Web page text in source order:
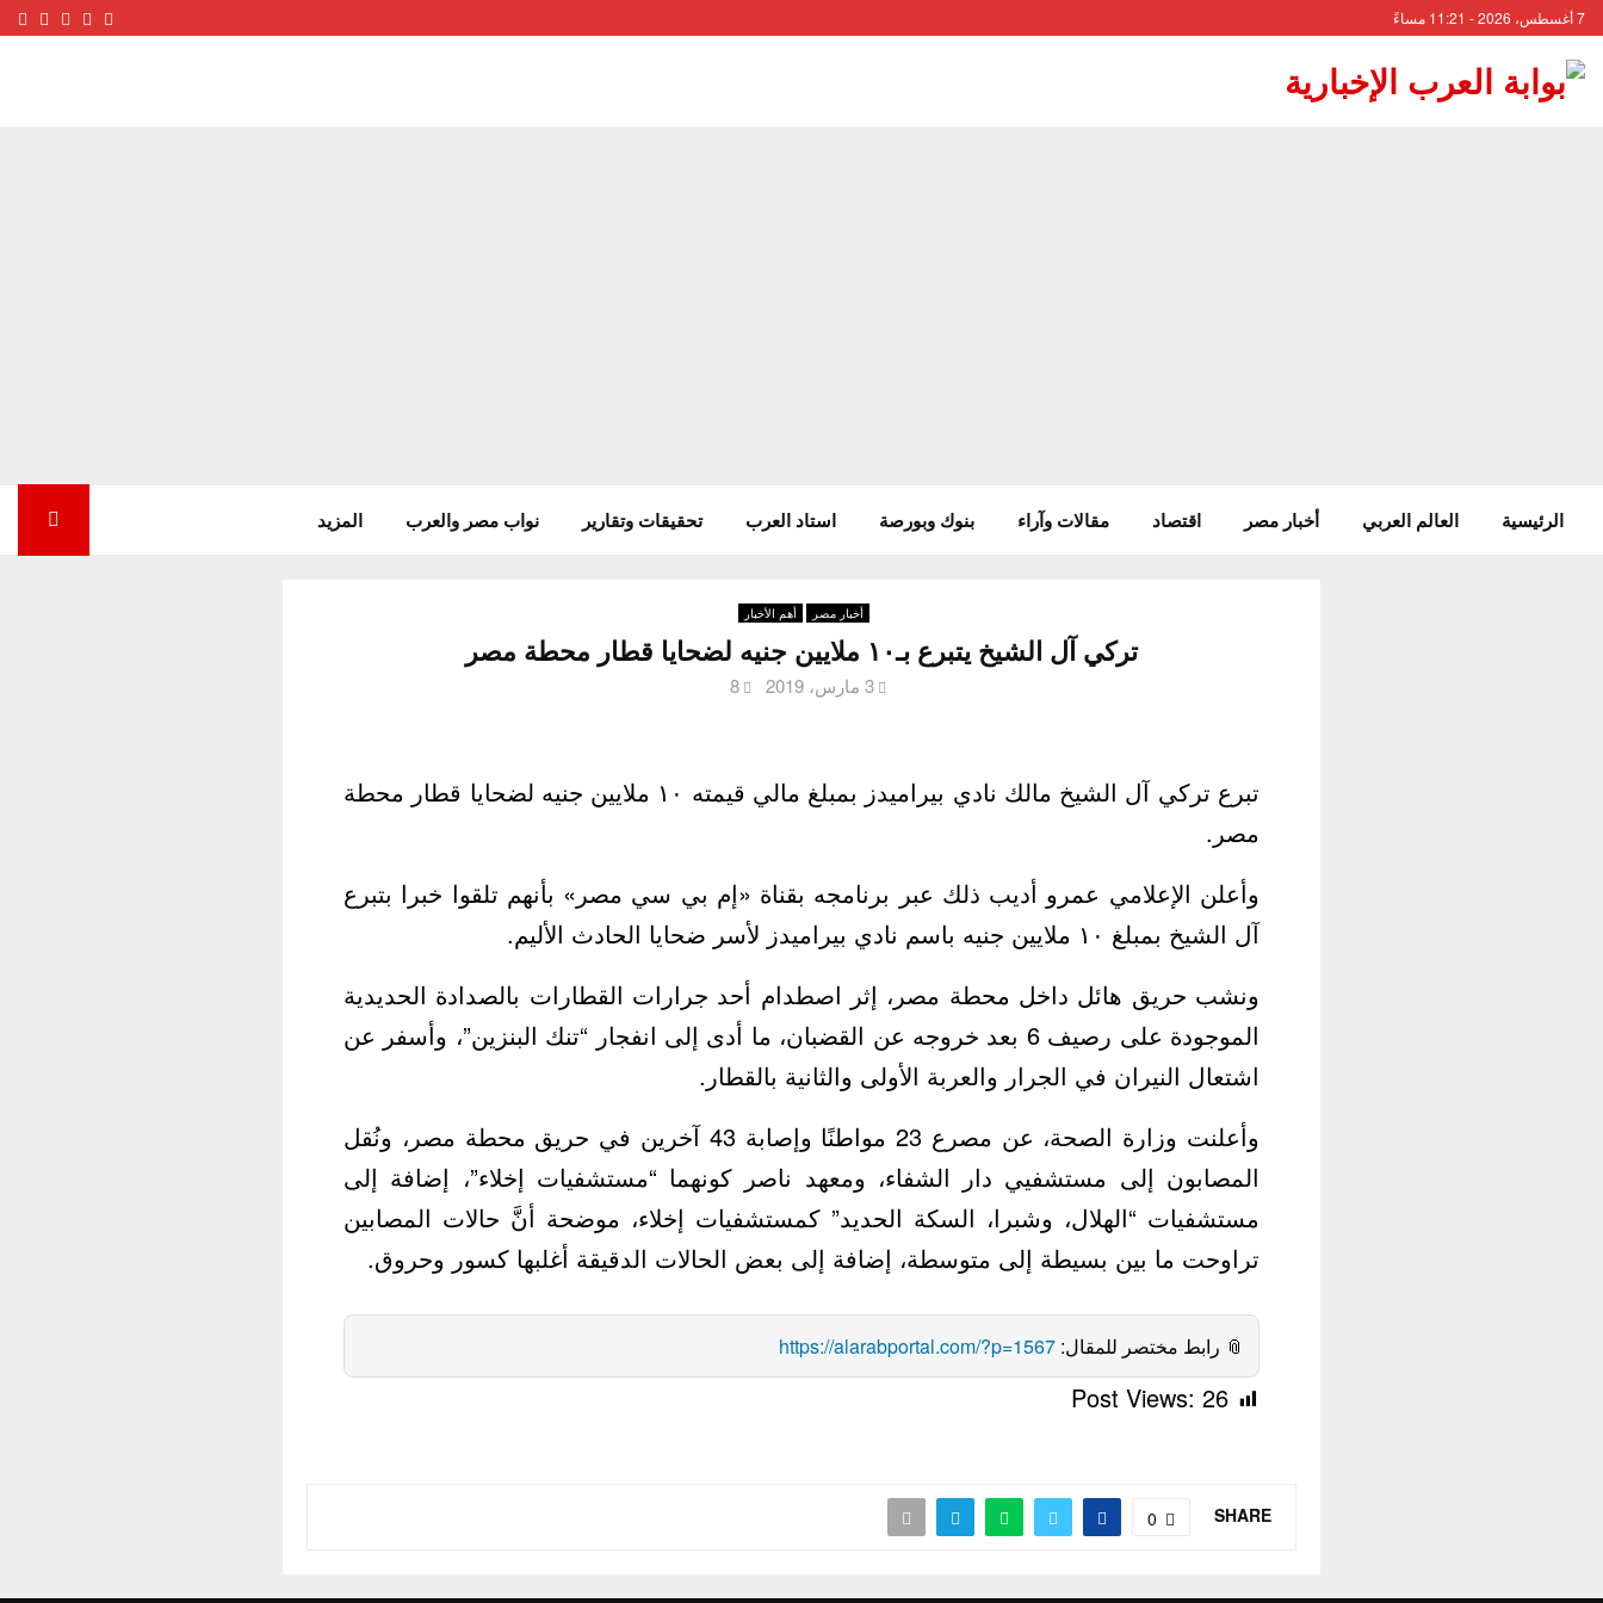
7 أغسطس، 2026 - 11:21 مساءً Facebook
Twitter
الرئيسية العالم العربي أخبار مصر اقتصاد مقالات وآراء بنوك وبورصة استاد العرب تحقيقات وتقارير نواب مصر والعرب المزيد
أخبار مصر أهم الأخبار
تركي آل الشيخ يتبرع بـ١٠ ملايين جنيه لضحايا قطار محطة مصر
3 مارس، 2019 8
تبرع تركي آل الشيخ مالك نادي بيراميدز بمبلغ مالي قيمته ١٠ ملايين جنيه لضحايا قطار محطة
مصر.
وأعلن الإعلامي عمرو أديب ذلك عبر برنامجه بقناة «إم بي سي مصر» بأنهم تلقوا خبرا بتبرع
آل الشيخ بمبلغ ١٠ ملايين جنيه باسم نادي بيراميدز لأسر ضحايا الحادث الأليم.
ونشب حريق هائل داخل محطة مصر، إثر اصطدام أحد جرارات القطارات بالصدادة الحديدية
الموجودة على رصيف 6 بعد خروجه عن القضبان، ما أدى إلى انفجار “تنك البنزين”، وأسفر عن
اشتعال النيران في الجرار والعربة الأولى والثانية بالقطار.
وأعلنت وزارة الصحة، عن مصرع 23 مواطنًا وإصابة 43 آخرين في حريق محطة مصر، ونُقل
المصابون إلى مستشفيي دار الشفاء، ومعهد ناصر كونهما “مستشفيات إخلاء”، إضافة إلى
مستشفيات “الهلال، وشبرا، السكة الحديد” كمستشفيات إخلاء، موضحة أنَّ حالات المصابين
تراوحت ما بين بسيطة إلى متوسطة، إضافة إلى بعض الحالات الدقيقة أغلبها كسور وحروق.
📎 رابط مختصر للمقال: https://alarabportal.com/?p=1567
Post Views: 26
SHARE
0